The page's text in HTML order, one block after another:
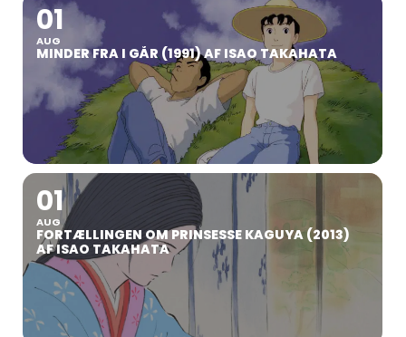
01
AUG
MINDER FRA I GÅR (1991) AF ISAO TAKAHATA
01
AUG
FORTÆLLINGEN OM PRINSESSE KAGUYA (2013)
AF ISAO TAKAHATA